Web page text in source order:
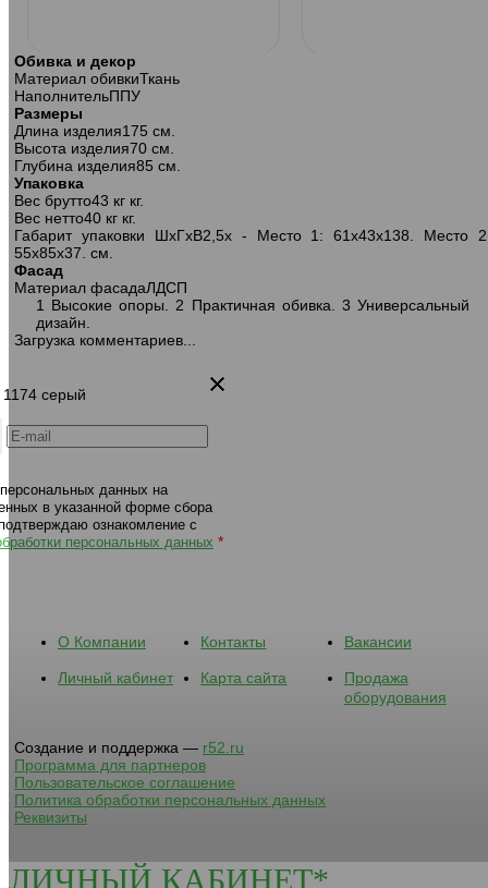
307 кресло 1х 1174 серый
Обивка и декор
Материал обивкиТкань
НаполнительППУ
Размеры
Длина изделия175 см.
Высота изделия70 см.
Глубина изделия85 см.
Упаковка
Вес брутто43 кг кг.
Вес нетто40 кг кг.
Габарит упаковки ШхГхВ2,5х - Место 1: 61х43х138. Место
55х85х37. см.
Фасад
Материал фасадаЛДСП
1 Высокие опоры. 2 Практичная обивка. 3 Универсальный
дизайн.
Загрузка комментариев...
1174 серый
данных на
в указанной форме сбора
ознакомление с
персональных данных *
О Компании Контакты Вакансии
Личный кабинет Карта сайта
Продажа
оборудования
Создание и поддержка — r52.ru
Программа для партнеров
Пользовательское соглашение
Политика обработки персональных данных
Реквизиты
ЛИЧНЫЙ КАБИНЕТ*